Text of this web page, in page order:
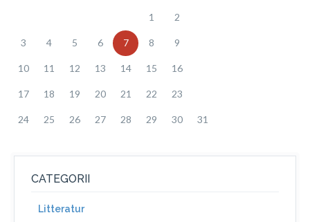
1 2
3 4 5 6 7 8 9
10 11 12 13 14 15 16
17 18 19 20 21 22 23
24 25 26 27 28 29 30 31
CATEGORII
Litteratur